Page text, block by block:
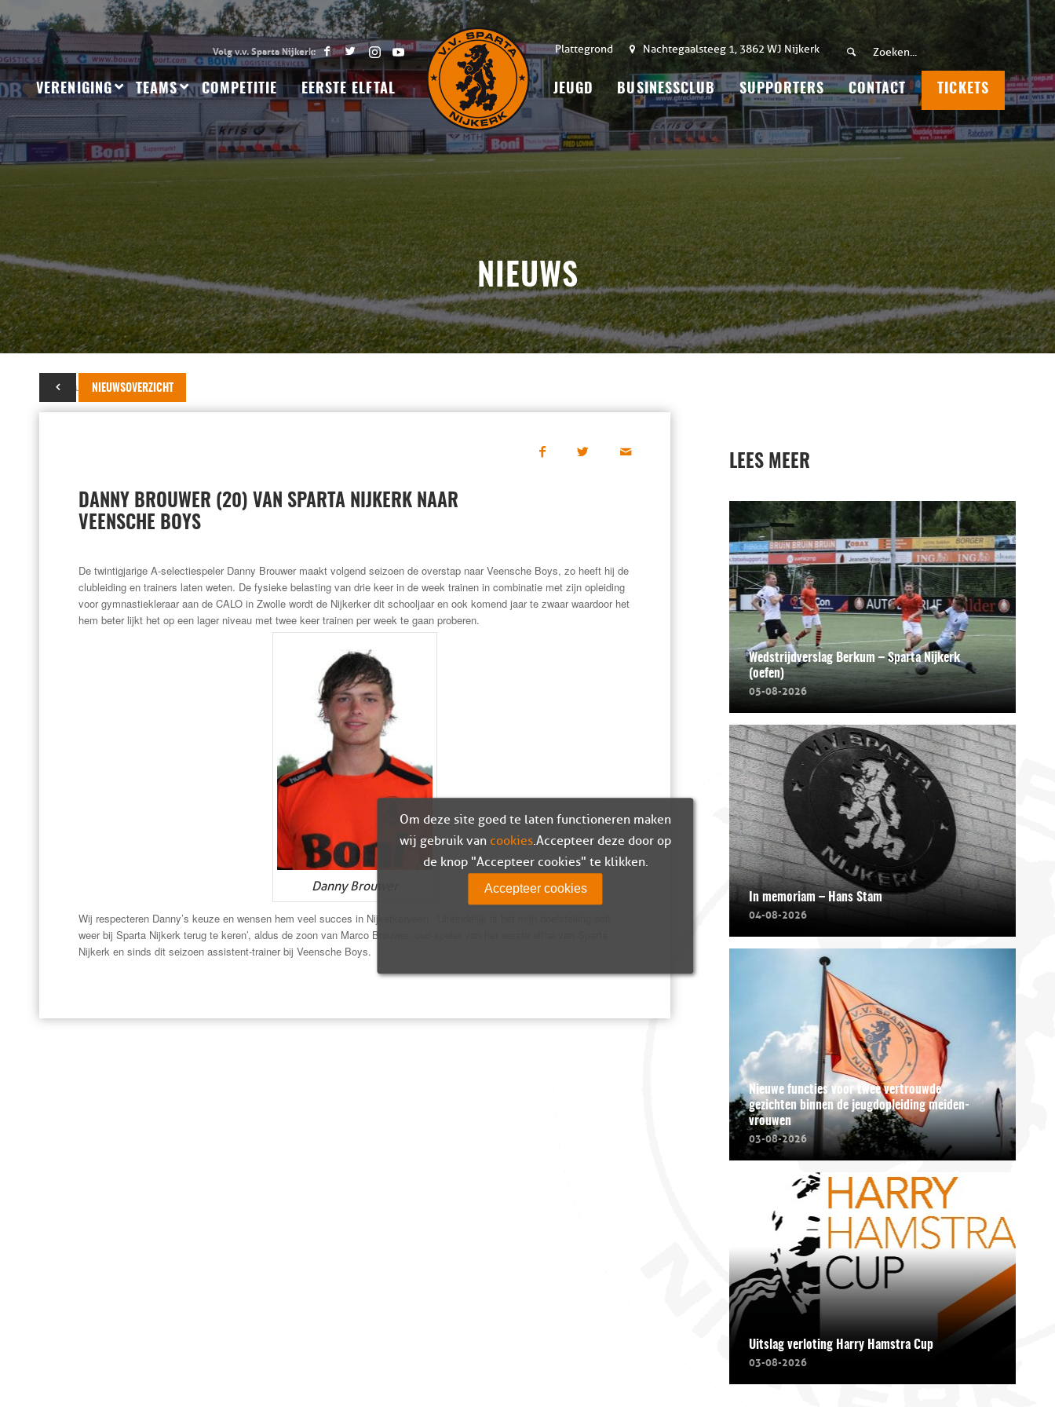
Plattegrond Nachtegaalsteeg 1, 3862 WJ Nijkerk
VERENIGING TEAMS COMPETITIE EERSTE ELFTAL JEUGD BUSINESSCLUB SUPPORTERS CONTACT TICKETS
NIEUWS
NIEUWSOVERZICHT
03 februari 2015
DANNY BROUWER (20) VAN SPARTA NIJKERK NAAR
VEENSCHE BOYS
De twintigjarige A-selectiespeler Danny Brouwer maakt volgend seizoen de overstap naar Veensche Boys, zo heeft hij de
clubleiding en trainers laten weten. De fysieke belasting van drie keer in de week trainen in combinatie met zijn opleiding
voor gymnastiekleraar aan de CALO in Zwolle wordt de Nijkerker dit schooljaar en ook komend jaar te zwaar waardoor het
hem beter lijkt het op een lager niveau met twee keer trainen per week te gaan proberen.
Danny Brouwer
Wij respecteren Danny’s keuze en wensen hem veel succes in Nijkerkerveen. ‘Uiteindelijk is het mijn doelstelling ooit
weer bij Sparta Nijkerk terug te keren’, aldus de zoon van Marco Brouwer, oud-speler van het eerste elftal van Sparta
Nijkerk en sinds dit seizoen assistent-trainer bij Veensche Boys.
LEES MEER
Wedstrijdverslag Berkum – Sparta Nijkerk
(oefen)
05-08-2026
In memoriam – Hans Stam
04-08-2026
Nieuwe functies voor twee vertrouwde
gezichten binnen de jeugdopleiding meiden-
vrouwen
03-08-2026
Uitslag verloting Harry Hamstra Cup
03-08-2026
Om deze site goed te laten functioneren maken
wij gebruik van cookies. Accepteer deze door op
de knop "Accepteer cookies" te klikken.
Accepteer cookies